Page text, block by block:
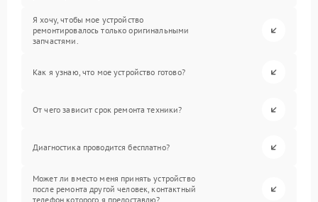
Я хочу, чтобы мое устройство
ремонтировалось только оригинальными
запчастями.
Как я узнаю, что мое устройство готово?
От чего зависит срок ремонта техники?
Диагностика проводится бесплатно?
Может ли вместо меня принять устройство
после ремонта другой человек, контактный
телефон которого я предоставлю?